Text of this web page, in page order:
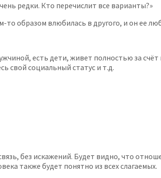
редки. Кто перечислит все варианты?»
образом влюбилась в другого, и он ее
есть дети, живет полностью за
свой социальный статус и т.д.
без искажений. Будет видно, что
также будет понятно из всех слагаемых.